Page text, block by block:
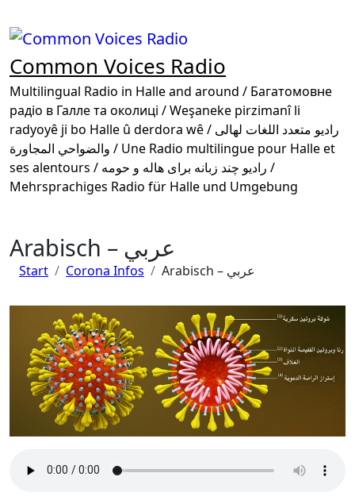
Inhalt
springen
Common Voices Radio
Multilingual Radio in Halle and around / Багатомовне
радіо в Галле та околиці / Weşaneke pirzimanî li
radyoyê ji bo Halle û derdora wê / راديو متعدد اللغات لهالى
والضواحي المجاورة / Une Radio multilingue pour Halle et
ses alentours / رادیو چند زبانه برای هاله و حومه /
Mehrsprachiges Radio für Halle und Umgebung
Arabisch – عربي
Start Corona Infos Arabisch – عربي